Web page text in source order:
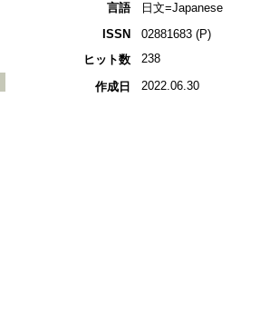
言語
日文=Japanese
ISSN
02881683 (P)
ヒット数
238
作成日 2022.06.30